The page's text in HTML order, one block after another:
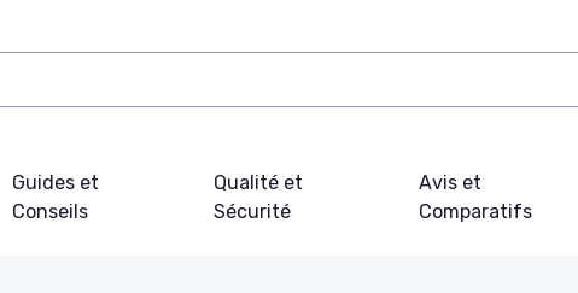
Guides et
Conseils
Qualité et
Sécurité
Avis et
Comparatifs